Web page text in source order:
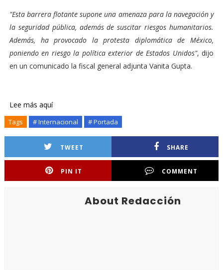
"Esta barrera flotante supone una amenaza para la navegación y
la seguridad pública, además de suscitar riesgos humanitarios.
Además, ha provocado la protesta diplomática de México,
poniendo en riesgo la política exterior de Estados Unidos", dijo
en un comunicado la fiscal general adjunta Vanita Gupta.
Lee más aquí
Tags # Internacional # Portada
TWEET SHARE
PIN IT COMMENT
About Redacción